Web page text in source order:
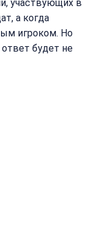
участвующих в
а когда
игроком. Но
ответ будет не